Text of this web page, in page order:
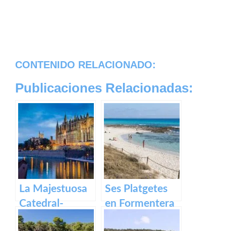
CONTENIDO RELACIONADO:
Publicaciones Relacionadas:
La Majestuosa
Catedral-
Basílica de
Ses Platgetes
en Formentera